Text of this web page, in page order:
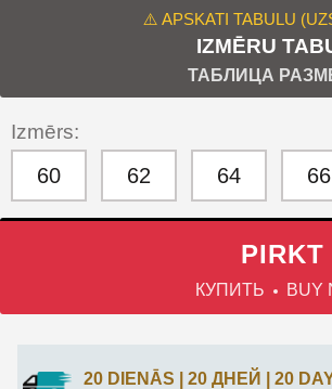
⚠️ APSKATI TABULU
IZMĒRU
ТАБЛИЦА
Izmērs:
60 62 64 66
PIRKT
КУПИТЬ BUY
20 DIENĀS | 20 ДНЕЙ | 20